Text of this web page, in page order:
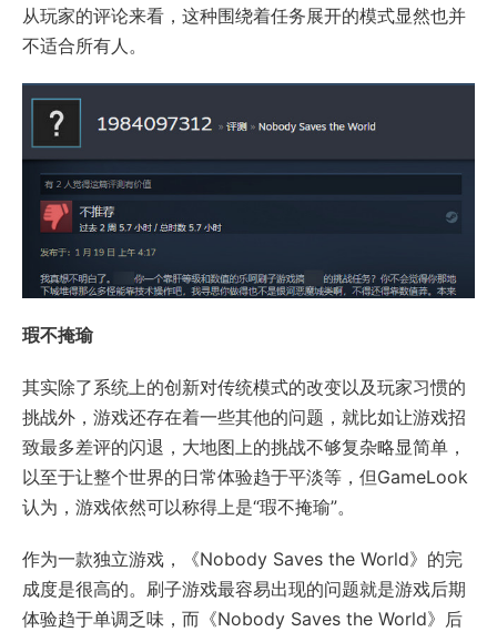
从玩家的评论来看，这种围绕着任务展开的模式显然也并
不适合所有人。
瑕不掩瑜
其实除了系统上的创新对传统模式的改变以及玩家习惯的
挑战外，游戏还存在着一些其他的问题，就比如让游戏招
致最多差评的闪退，大地图上的挑战不够复杂略显简单，
以至于让整个世界的日常体验趋于平淡等，但GameLook
认为，游戏依然可以称得上是“瑕不掩瑜”。
作为一款独立游戏，《Nobody Saves the World》的完
成度是很高的。刷子游戏最容易出现的问题就是游戏后期
体验趋于单调乏味，而《Nobody Saves the World》后